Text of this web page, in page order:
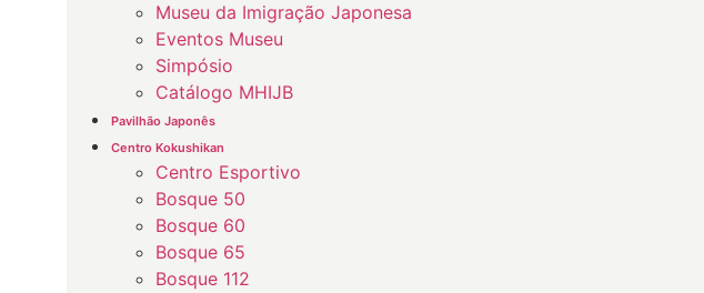
Museu da Imigração Japonesa
Eventos Museu
Simpósio
Catálogo MHIJB
Pavilhão Japonês
Centro Kokushikan
Centro Esportivo
Bosque 50
Bosque 60
Bosque 65
Bosque 112